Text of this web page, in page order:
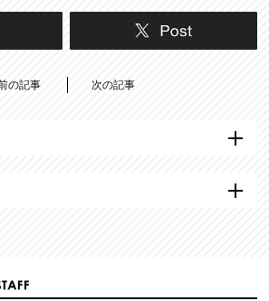
の記事 次の記事